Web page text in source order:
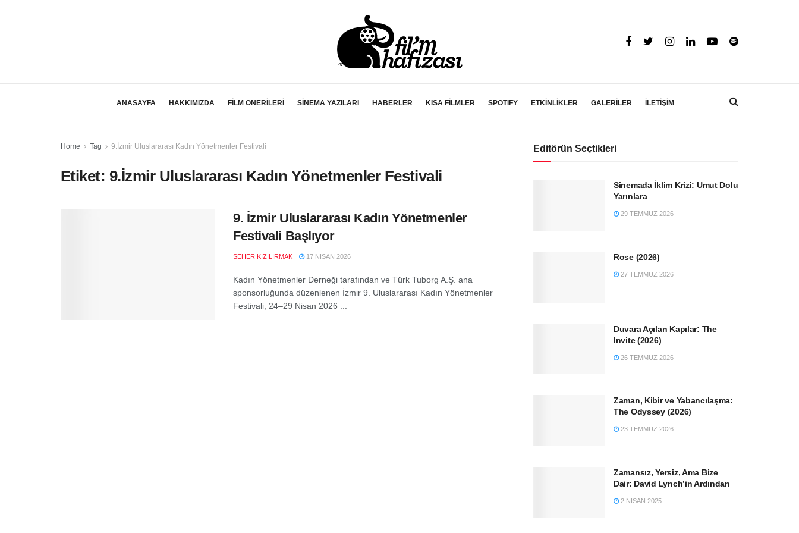
ANASAYFA HAKKIMIZDA FİLM ÖNERİLERİ SİNEMA YAZILARI HABERLER KISA FİLMLER SPOTIFY ETKİNLİKLER GALERİLER İLETİŞİM
Home Tag 9.İzmir Uluslararası Kadın Yönetmenler Festivali
Etiket: 9.İzmir Uluslararası Kadın Yönetmenler Festivali
9. İzmir Uluslararası Kadın Yönetmenler
Festivali Başlıyor
SEHER KIZILIRMAK 17 NISAN 2026
Kadın Yönetmenler Derneği tarafından ve Türk Tuborg A.Ş. ana
sponsorluğunda düzenlenen İzmir 9. Uluslararası Kadın Yönetmenler
Festivali, 24–29 Nisan 2026 ...
Editörün Seçtikleri
Sinemada İklim Krizi: Umut Dolu
Yarınlara
29 TEMMUZ 2026
Rose (2026)
27 TEMMUZ 2026
Duvara Açılan Kapılar: The
Invite (2026)
26 TEMMUZ 2026
Zaman, Kibir ve Yabancılaşma:
The Odyssey (2026)
23 TEMMUZ 2026
Zamansız, Yersiz, Ama Bize
Dair: David Lynch’in Ardından
2 NISAN 2025